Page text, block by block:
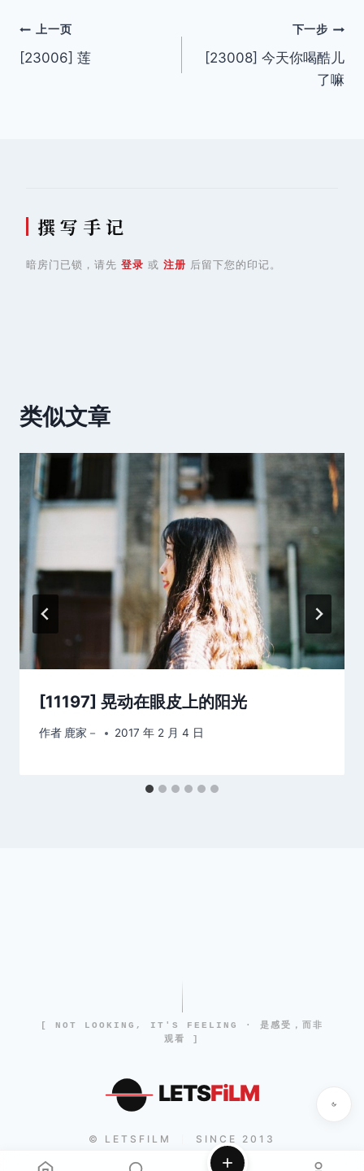
文
章
上一页
[23006] 莲
下一步
[23008] 今天你喝酷儿
了嘛
撰 写 手 记
暗房门已锁，请先 登录 或 注册 后留下您的印记。
类似文章
[11197] 晃动在眼皮上的阳光
作者 鹿家－ 2017 年 2 月 4 日
[ NOT LOOKING, IT'S FEELING · 是感受，而非
观看 ]
LETSFiLM
© LETSFILM SINCE 2013